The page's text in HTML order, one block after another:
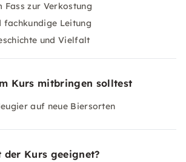
zur Verkostung
fachkundige Leitung
und Vielfalt
Kurs mitbringen solltest
auf neue Biersorten
der Kurs geeignet?